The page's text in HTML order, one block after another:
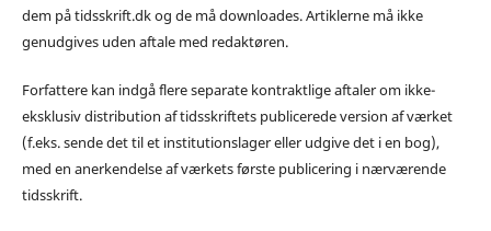
dem på tidsskrift.dk og de må downloades. Artiklerne må ikke
genudgives uden aftale med redaktøren.
Forfattere kan indgå flere separate kontraktlige aftaler om ikke-
eksklusiv distribution af tidsskriftets publicerede version af værket
(f.eks. sende det til et institutionslager eller udgive det i en bog),
med en anerkendelse af værkets første publicering i nærværende
tidsskrift.